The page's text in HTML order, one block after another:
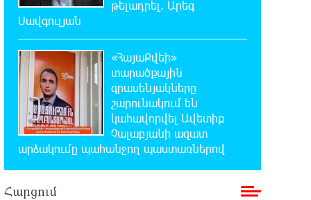
23:41:24 7-08-2026
մաքրման աշխատանքներ
23:22:54 7-08-2026
Իտալական Սիցիլիա կղզում
ժայթքել է Էտնա հրաբուխը
22:59:55 7-08-2026
Պայթյուն՝ Իրանում․ հաղորդվում է
զոհերի ու վիրավորների մասին
թելադրել. Արեգ
Սավգուլյան
«ՀայաՔվեի»
տարածքային
գրասենյակները
շարունակում են
կահավորվել Ավետիք
Չալաբյանի ազատ
արձակումը պահանջող պաստառներով
Հարցում